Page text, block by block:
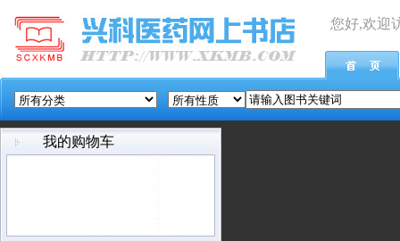
您好,欢迎
我的购物车